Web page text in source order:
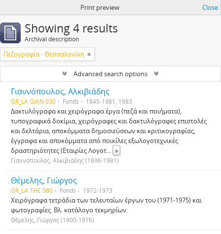
Print preview Close
Showing 4 results
Archival description
Πεζογραφία - Θεσσαλονίκη
Advanced search options
Γιαννόπουλος, Αλκιβιάδης
GR_LA GIAN 030 Fonds 1845-1981, 1983
Δακτυλόγραφα και χειρόγραφα έργα (πεζά και ποιήματα),
τυπογραφικά δοκίμια, χειρόγραφες και δακτυλόγραφες επιστολές
και δελτάρια, αποκόμματα δημοσιεύσεων και κριτικογραφίας,
έγγραφα και αποκόμματα από ποικίλες εξωλογοτεχνικές
δραστηριότητες (Εταιρίες Λογοτ... »
Γιαννόπουλος, Αλκιβιάδης (1896-1981)
Θέμελης, Γιώργος
GR_LA THE 080 Fonds 1972-1973
Χειρόγραφα τετράδια των τελευταίων έργων του (1971-1975) και
φωτογραφίες. Βλ. κατάλογο τεκμηρίων.
Θέμελης, Γιώργος (1900-1976)